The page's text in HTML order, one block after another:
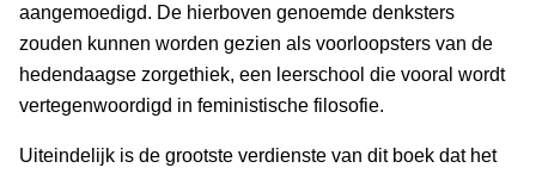
aangemoedigd. De hierboven genoemde denksters
zouden kunnen worden gezien als voorloopsters van de
hedendaagse zorgethiek, een leerschool die vooral wordt
vertegenwoordigd in feministische filosofie.
Uiteindelijk is de grootste verdienste van dit boek dat het